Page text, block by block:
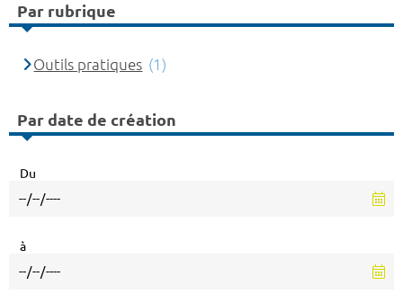
Par rubrique
Outils pratiques (1)
Par date de création
Du
à